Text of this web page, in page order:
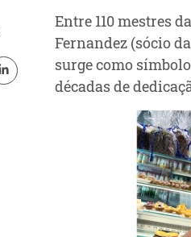
Entre 110 mestres
Fernandez (sócio
surge como
décadas de